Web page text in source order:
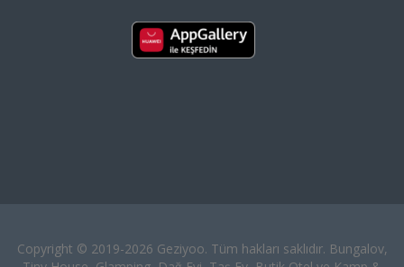
Copyright © 2019-2026 Geziyoo. Tüm hakları saklıdır. Bungalov,